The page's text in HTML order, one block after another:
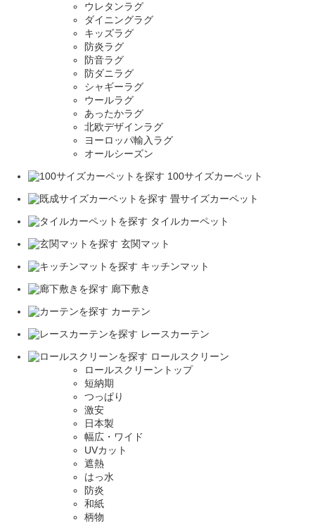
ウレタンラグ
ダイニングラグ
キッズラグ
防炎ラグ
防音ラグ
防ダニラグ
シャギーラグ
ウールラグ
あったかラグ
北欧デザインラグ
ヨーロッパ輸入ラグ
オールシーズン
100サイズカーペット
畳サイズカーペット
タイルカーペット
玄関マット
キッチンマット
廊下敷き
カーテン
レースカーテン
ロールスクリーン
ロールスクリーントップ
短納期
つっぱり
激安
日本製
幅広・ワイド
UVカット
遮熱
はっ水
防炎
和紙
柄物